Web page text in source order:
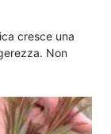
cresce una
Non